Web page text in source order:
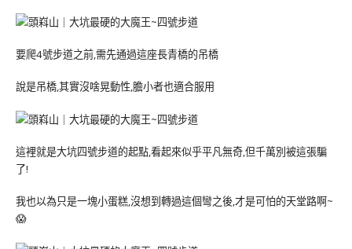
要爬4號步道之前,需先通過這座長青橋的吊橋
說是吊橋,其實沒啥晃動性,膽小者也適合服用
這裡就是大坑四號步道的起點,看起來似乎平凡無奇,但千萬別被這張騙
了!
我也以為只是一塊小蛋糕,沒想到轉過這個彎之後,才是可怕的天堂路啊~
😱